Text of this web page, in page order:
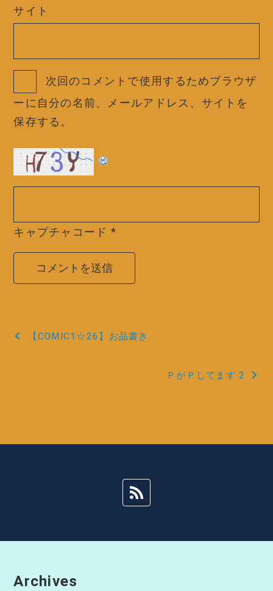
サイト
次回のコメントで使用するためブラウザ
ーに自分の名前、メールアドレス、サイトを
保存する。
キャプチャコード *
投
【COMIC1☆26】お品書き
ＰがＰしてます 2
Archives